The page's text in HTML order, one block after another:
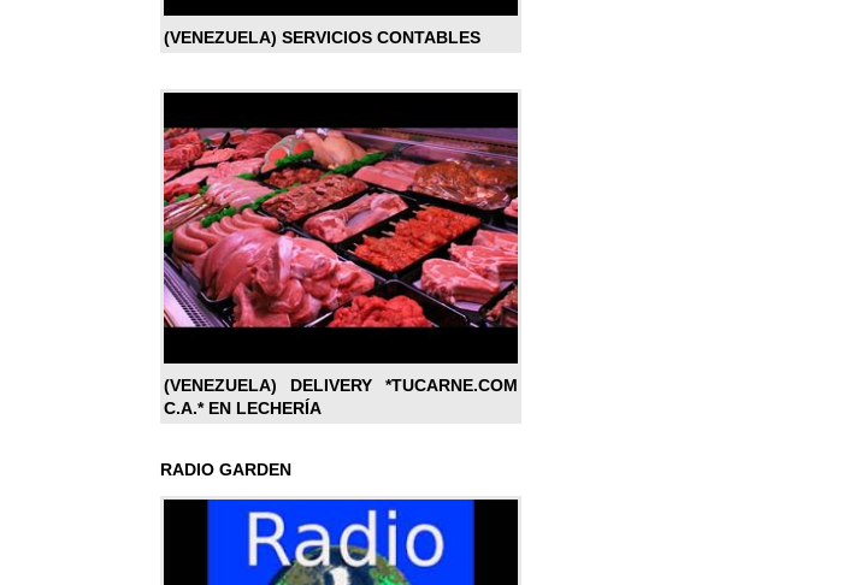
(VENEZUELA) SERVICIOS CONTABLES
(VENEZUELA) DELIVERY *TUCARNE.COM
C.A.* EN LECHERÍA
RADIO GARDEN